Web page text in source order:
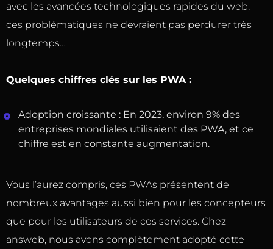
avec les avancées technologiques rapides du web,
ces problématiques ne devraient pas perdurer très
longtemps…
Quelques chiffres clés sur les PWA :
Adoption croissante : En 2023, environ 9% des
entreprises mondiales utilisaient des PWA, et ce
chiffre est en constante augmentation.
Vous l’aurez compris, ces PWAs présentent de
nombreux avantages aussi bien pour les concepteurs
que pour les utilisateurs de ces services. Chez
answeb, nous avons complètement adopté cette